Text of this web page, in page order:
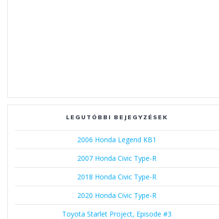
LEGUTÓBBI BEJEGYZÉSEK
2006 Honda Legend KB1
2007 Honda Civic Type-R
2018 Honda Civic Type-R
2020 Honda Civic Type-R
Toyota Starlet Project, Episode #3